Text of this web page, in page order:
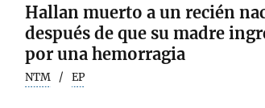
Hallan muerto a un recién
después de que su madre
por una hemorragia
NTM EP